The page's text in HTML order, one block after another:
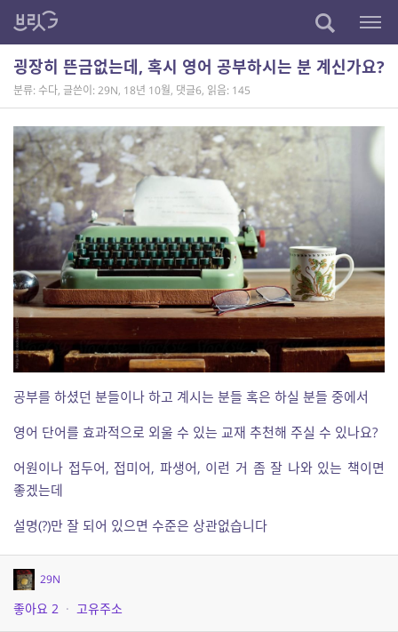
굉장히 뜬금없는데, 혹시 영어 공부하시는 분 계신가요?
분류: 수다, 글쓴이: 29N, 18년 10월, 댓글6, 읽음: 145
공부를 하셨던 분들이나 하고 계시는 분들 혹은 하실 분들 중에서
영어 단어를 효과적으로 외울 수 있는 교재 추천해 주실 수 있나요?
어원이나 접두어, 접미어, 파생어, 이런 거 좀 잘 나와 있는 책이면
좋겠는데
설명(?)만 잘 되어 있으면 수준은 상관없습니다
29N
좋아요 2 · 고유주소